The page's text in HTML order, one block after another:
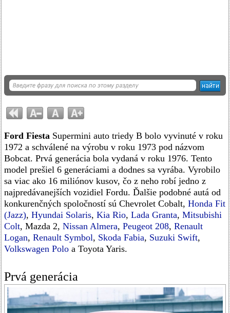
Ford Fiesta Supermini auto triedy B bolo vyvinuté v roku
1972 a schválené na výrobu v roku 1973 pod názvom
Bobcat. Prvá generácia bola vydaná v roku 1976. Tento
model prešiel 6 generáciami a dodnes sa vyrába. Vyrobilo
sa viac ako 16 miliónov kusov, čo z neho robí jedno z
najpredávanejších vozidiel Fordu. Ďalšie podobné autá od
konkurenčných spoločností sú Chevrolet Cobalt, Honda Fit
(Jazz), Hyundai Solaris, Kia Rio, Lada Granta, Mitsubishi
Colt, Mazda 2, Nissan Almera, Peugeot 208, Renault
Logan, Renault Symbol, Skoda Fabia, Suzuki Swift,
Volkswagen Polo a Toyota Yaris.
Prvá generácia